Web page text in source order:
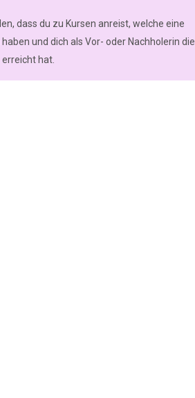
dass du zu Kursen anreist, welche eine
und dich als Vor- oder Nachholerin die
hat.